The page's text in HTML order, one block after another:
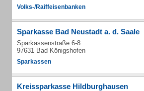
Volks-/Raiffeisenbanken
Sparkasse Bad Neustadt a. d. Saale
Sparkassenstraße 6-8
97631 Bad Königshofen
Sparkassen
Kreissparkasse Hildburghausen